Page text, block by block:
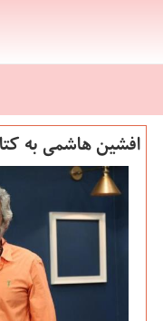
افشین هاشمی به